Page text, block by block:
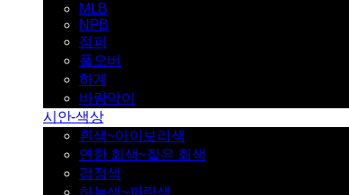
MLB
NPB
점퍼
풀오버
하계
바람막이
시안-색상
흰색~아이보리색
연한 회색~짙은 회색
검정색